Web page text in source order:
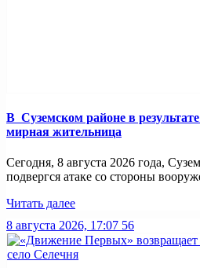
В Суземском районе в
мирная жительница
Сегодня, 8 августа 2026 года,
подвергся атаке со стороны
Читать далее
8 августа 2026, 17:07 56